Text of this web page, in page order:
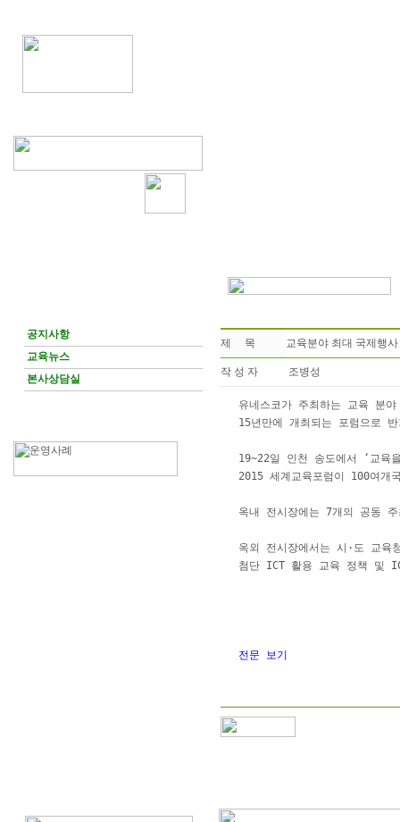
공지사항
교육뉴스
본사상담실
제 목 교육분야 최대 국제행사
작 성 자 조병성
유네스코가 주최하는 교육 분
15년만에 개최되는 포럼으로
19~22일 인천 송도에서 ‘교육
2015 세계교육포럼이 100여
옥내 전시장에는 7개의 공동
옥외 전시장에서는 시·도 교육
첨단 ICT 활용 교육 정책 및
전문 보기